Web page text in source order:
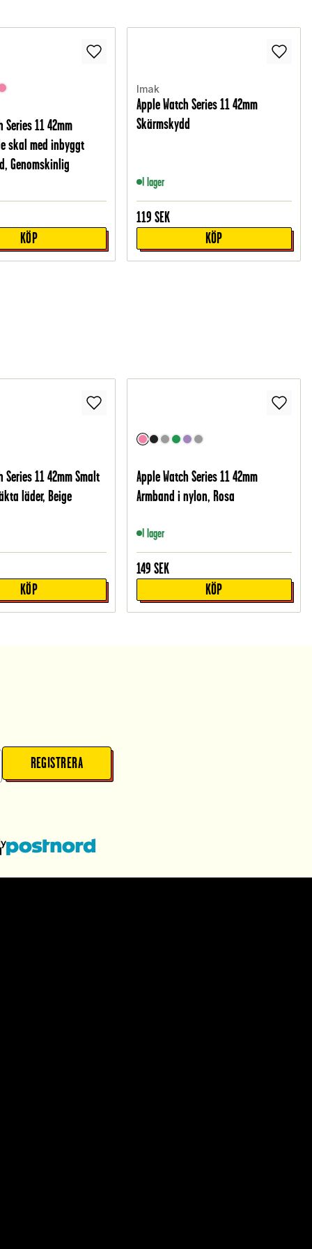
Series 11 42mm
skal med inbyggt
Genomskinlig
KÖP
Imak
Apple Watch Series 11 42mm
Skärmskydd
I lager
119 SEK
KÖP
Series 11 42mm Smalt
läder, Beige
KÖP
Apple Watch Series 11 42mm
Armband i nylon, Rosa
I lager
149 SEK
KÖP
REGISTRERA